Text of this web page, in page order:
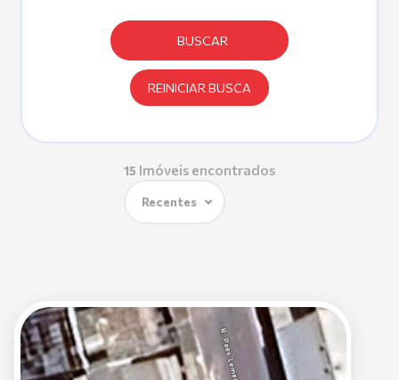
BUSCAR
REINICIAR BUSCA
15 Imóveis encontrados
Recentes